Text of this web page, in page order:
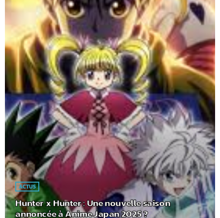
ACTUS
Hunter x Hunter : Une nouvelle saison
annoncée à Anime Japan 2025 ?